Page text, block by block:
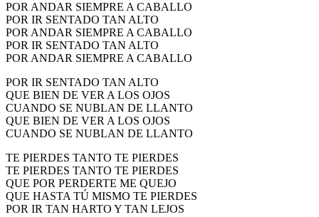
POR ANDAR SIEMPRE A CABALLO
POR IR SENTADO TAN ALTO
POR ANDAR SIEMPRE A CABALLO
POR IR SENTADO TAN ALTO
POR ANDAR SIEMPRE A CABALLO
POR IR SENTADO TAN ALTO
QUE BIEN DE VER A LOS OJOS
CUANDO SE NUBLAN DE LLANTO
QUE BIEN DE VER A LOS OJOS
CUANDO SE NUBLAN DE LLANTO
TE PIERDES TANTO TE PIERDES
TE PIERDES TANTO TE PIERDES
QUE POR PERDERTE ME QUEJO
QUE HASTA TÚ MISMO TE PIERDES
POR IR TAN HARTO Y TAN LEJOS
Historia de la Virgen del Rocío
¿Cuándo es la romería del Rocío?
¿Cuándo se construyó la primera ermita?
El traslado cada siete años
¿Cuales son los actos principales que se celebran en el
Rocío?
Quiero hacer el camino,¿que tengo que hacer?
En el Rocío, ¿dónde me alojo?